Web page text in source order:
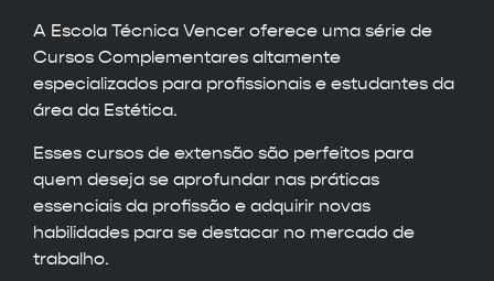
A Escola Técnica Vencer oferece uma série de
Cursos Complementares altamente
especializados para profissionais e estudantes da
área da Estética.
Esses cursos de extensão são perfeitos para
quem deseja se aprofundar nas práticas
essenciais da profissão e adquirir novas
habilidades para se destacar no mercado de
trabalho.